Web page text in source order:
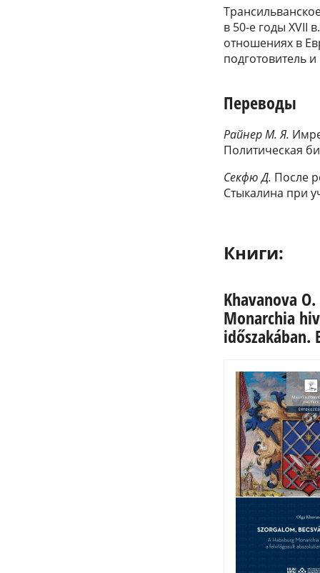
в 50-е годы XVII
отношениях в
подготовитель
Переводы
Райнер М. Я.
Политическая
Секфю Д. После
Стыкалина при
Книги:
Khavanova
Monarchia
időszakában.